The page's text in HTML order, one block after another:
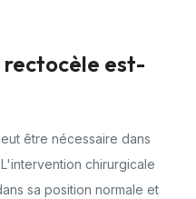
rectocèle est-
être nécessaire dans
chirurgicale
sa position normale et